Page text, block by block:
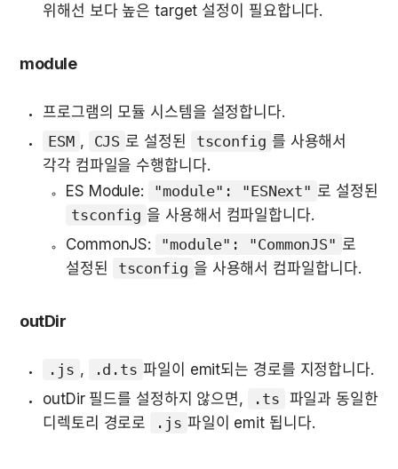
위해선 보다 높은 target 설정이 필요합니다.
module
프로그램의 모듈 시스템을 설정합니다.
ESM , CJS 로 설정된 tsconfig 를 사용해서
각각 컴파일을 수행합니다.
ES Module:
"module": "ESNext"
tsconfig 을 사용해서 컴파일합니다.
CommonJS:
"module": "CommonJS" 로
설정된
tsconfig 을 사용해서 컴파일합니다.
outDir
.js , .d.ts 파일이 emit되는 경로를 지정합니다.
outDir 필드를 설정하지 않으면,
.ts 파일과 동일한
디렉토리 경로로
.js 파일이 emit 됩니다.